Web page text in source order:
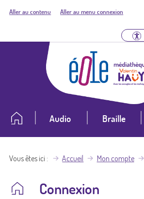
Aller au contenu Aller au menu connexion
Audio Braille
Vous êtes ici Accueil Mon compte
Connexion